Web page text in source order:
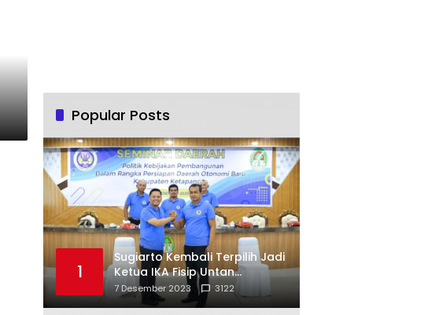
Popular Posts
1
Sugiarto Kembali Terpilih Jadi
Ketua IKA Fisip Untan
Ketapang
7 Desember 2023 3122